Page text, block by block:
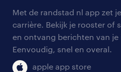
personeel gezocht
aanmelden nieuwsbrief
blogs en artikelen
salarischecker
bruto-netto calculator
onze vestigingen
pers
Met de randstad nl app zet
carrière. Bekijk je rooster of
en ontvang berichten van
Eenvoudig, snel en overal.
apple app store